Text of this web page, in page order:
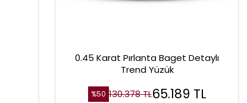
0.45 Karat Pırlanta Baget Detaylı
Trend Yüzük
%50 130.378TL65.189 TL